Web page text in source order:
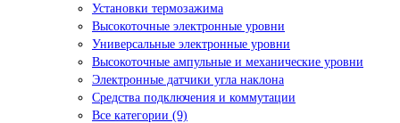
Установки термозажима
Высокоточные электронные уровни
Универсальные электронные уровни
Высокоточные ампульные и механические уровни
Электронные датчики угла наклона
Средства подключения и коммутации
Все категории (9)